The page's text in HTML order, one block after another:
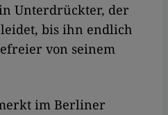
Unterdrückter, der
bis ihn endlich
von seinem
im Berliner